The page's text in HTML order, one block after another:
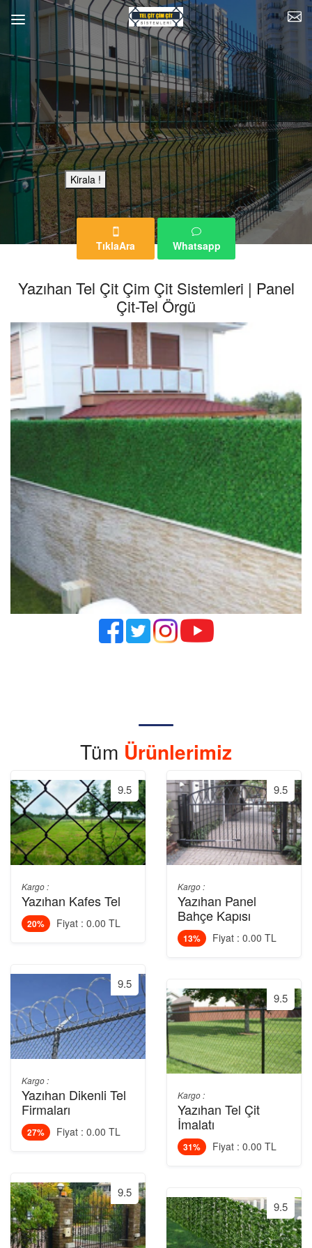
TıklaAra Whatsapp
Bu Reklam Sayfası Kiralıktır.
Kirala !
Yazıhan Tel Çit Çim Çit Sistemleri | Panel
Çit-Tel Örgü
Tüm Ürünlerimiz
9.5
Kargo :
Yazıhan Kafes Tel
20% Fiyat : 0.00 TL
9.5
Kargo :
Yazıhan Dikenli Tel
Firmaları
27% Fiyat : 0.00 TL
9.5
9.5
Kargo :
Yazıhan Panel
Bahçe Kapısı
13% Fiyat : 0.00 TL
9.5
Kargo :
Yazıhan Tel Çit
İmalatı
31% Fiyat : 0.00 TL
9.5